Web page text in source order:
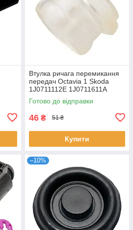
Втулка ричага перемикання
передач Octavia 1 Skoda
1J0711112E 1J0711611A
1J0711437C
Готово до відправки
46 ₴ 51 ₴
Купити
–10%